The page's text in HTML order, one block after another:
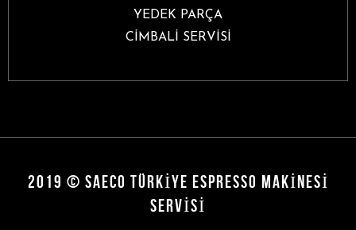
YEDEK PARÇA
CİMBALİ SERVİSİ
2019 © SAECO TÜRKIYE ESPRESSO MAKINESI
SERVISI